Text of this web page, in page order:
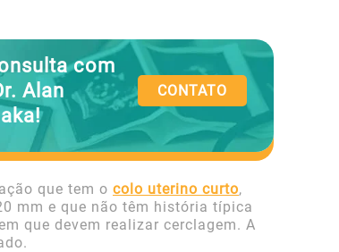
com
Alan
CONTATO
que tem o colo uterino curto,
mm e que não têm história típica
que devem realizar cerclagem. A